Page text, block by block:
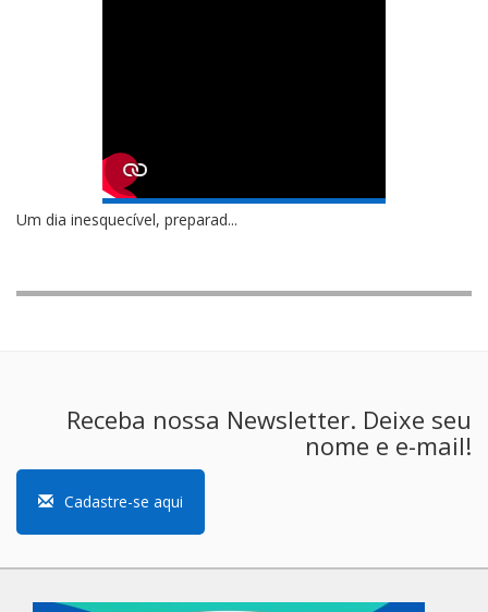
Um dia inesquecível, preparad...
Receba nossa Newsletter. Deixe seu
nome e e-mail!
Cadastre-se aqui